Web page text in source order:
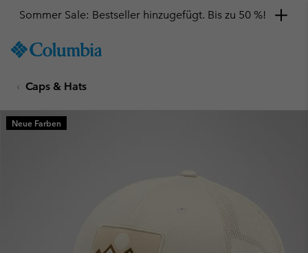
TO
SKIP
MAIN
NAV
Sommer Sale: Bestseller hinzugefügt. Bis zu 50 %!
Caps & Hats
Neue Farben